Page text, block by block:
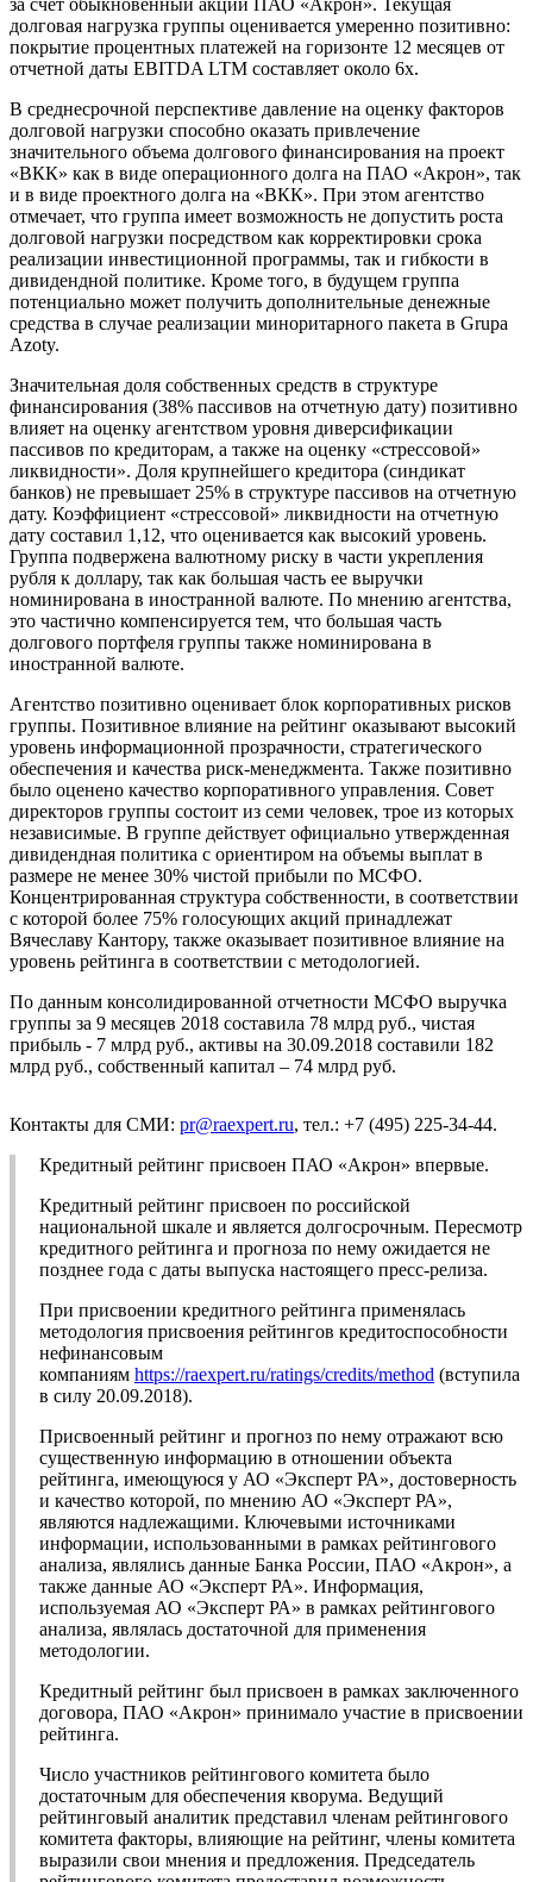
за счет обыкновенный акций ПАО «Акрон». Текущая
долговая нагрузка группы оценивается умеренно позитивно:
покрытие процентных платежей на горизонте 12 месяцев от
отчетной даты EBITDA LTM составляет около 6х.
В среднесрочной перспективе давление на оценку факторов
долговой нагрузки способно оказать привлечение
значительного объема долгового финансирования на проект
«ВКК» как в виде операционного долга на ПАО «Акрон», так
и в виде проектного долга на «ВКК». При этом агентство
отмечает, что группа имеет возможность не допустить роста
долговой нагрузки посредством как корректировки срока
реализации инвестиционной программы, так и гибкости в
дивидендной политике. Кроме того, в будущем группа
потенциально может получить дополнительные денежные
средства в случае реализации миноритарного пакета в Grupa
Azoty.
Значительная доля собственных средств в структуре
финансирования (38% пассивов на отчетную дату) позитивно
влияет на оценку агентством уровня диверсификации
пассивов по кредиторам, а также на оценку «стрессовой»
ликвидности». Доля крупнейшего кредитора (синдикат
банков) не превышает 25% в структуре пассивов на отчетную
дату. Коэффициент «стрессовой» ликвидности на отчетную
дату составил 1,12, что оценивается как высокий уровень.
Группа подвержена валютному риску в части укрепления
рубля к доллару, так как большая часть ее выручки
номинирована в иностранной валюте. По мнению агентства,
это частично компенсируется тем, что большая часть
долгового портфеля группы также номинирована в
иностранной валюте.
Агентство позитивно оценивает блок корпоративных рисков
группы. Позитивное влияние на рейтинг оказывают высокий
уровень информационной прозрачности, стратегического
обеспечения и качества риск-менеджмента. Также позитивно
было оценено качество корпоративного управления. Совет
директоров группы состоит из семи человек, трое из которых
независимые. В группе действует официально утвержденная
дивидендная политика с ориентиром на объемы выплат в
размере не менее 30% чистой прибыли по МСФО.
Концентрированная структура собственности, в соответствии
с которой более 75% голосующих акций принадлежат
Вячеславу Кантору, также оказывает позитивное влияние на
уровень рейтинга в соответствии с методологией.
По данным консолидированной отчетности МСФО выручка
группы за 9 месяцев 2018 составила 78 млрд руб., чистая
прибыль - 7 млрд руб., активы на 30.09.2018 составили 182
млрд руб., собственный капитал – 74 млрд руб.
Контакты для СМИ: pr@raexpert.ru, тел.: +7 (495) 225-34-44.
Кредитный рейтинг присвоен ПАО «Акрон» впервые.
Кредитный рейтинг присвоен по российской
национальной шкале и является долгосрочным. Пересмотр
кредитного рейтинга и прогноза по нему ожидается не
позднее года с даты выпуска настоящего пресс-релиза.
При присвоении кредитного рейтинга применялась
методология присвоения рейтингов кредитоспособности
нефинансовым
компаниям https://raexpert.ru/ratings/credits/method (вступила
в силу 20.09.2018).
Присвоенный рейтинг и прогноз по нему отражают всю
существенную информацию в отношении объекта
рейтинга, имеющуюся у АО «Эксперт РА», достоверность
и качество которой, по мнению АО «Эксперт РА»,
являются надлежащими. Ключевыми источниками
информации, использованными в рамках рейтингового
анализа, являлись данные Банка России, ПАО «Акрон», а
также данные АО «Эксперт РА». Информация,
используемая АО «Эксперт РА» в рамках рейтингового
анализа, являлась достаточной для применения
методологии.
Кредитный рейтинг был присвоен в рамках заключенного
договора, ПАО «Акрон» принимало участие в присвоении
рейтинга.
Число участников рейтингового комитета было
достаточным для обеспечения кворума. Ведущий
рейтинговый аналитик представил членам рейтингового
комитета факторы, влияющие на рейтинг, члены комитета
выразили свои мнения и предложения. Председатель